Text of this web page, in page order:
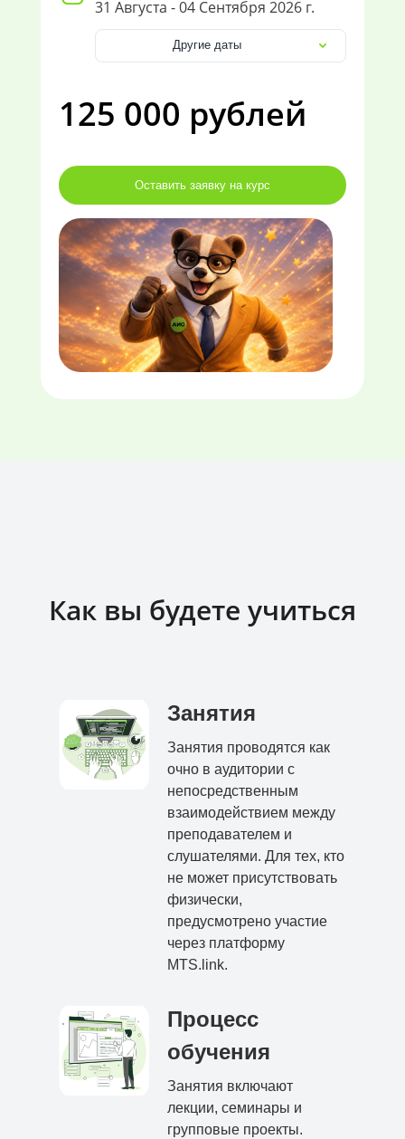
31 Августа - 04 Сентября 2026 г.
Другие даты
125 000 рублей
Оставить заявку на курс
Как вы будете учиться
Занятия
Занятия проводятся как
очно в аудитории с
непосредственным
взаимодействием между
преподавателем и
слушателями. Для тех, кто
не может присутствовать
физически,
предусмотрено участие
через платформу
MTS.link.
Процесс
обучения
Занятия включают
лекции, семинары и
групповые проекты.